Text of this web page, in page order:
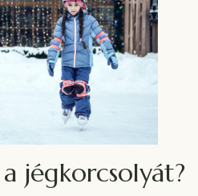
jégkorcsolyát?